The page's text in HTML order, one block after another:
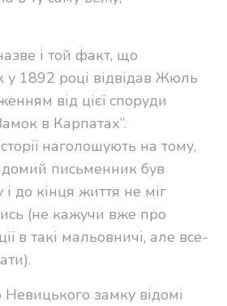
і той факт, що
1892 році відвідав Жюль
від цієї споруди
в Карпатах”.
наголошують на тому,
письменник був
до кінця життя не міг
(не кажучи вже про
в такі мальовничі, але все-
замку відомі